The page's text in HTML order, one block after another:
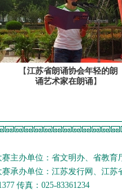
【江苏省朗诵协会年轻的朗
诵艺术家在朗诵】
赛主办单位：省文明办、省教
赛承办单位：江苏发行网、江
传真：025-83361234